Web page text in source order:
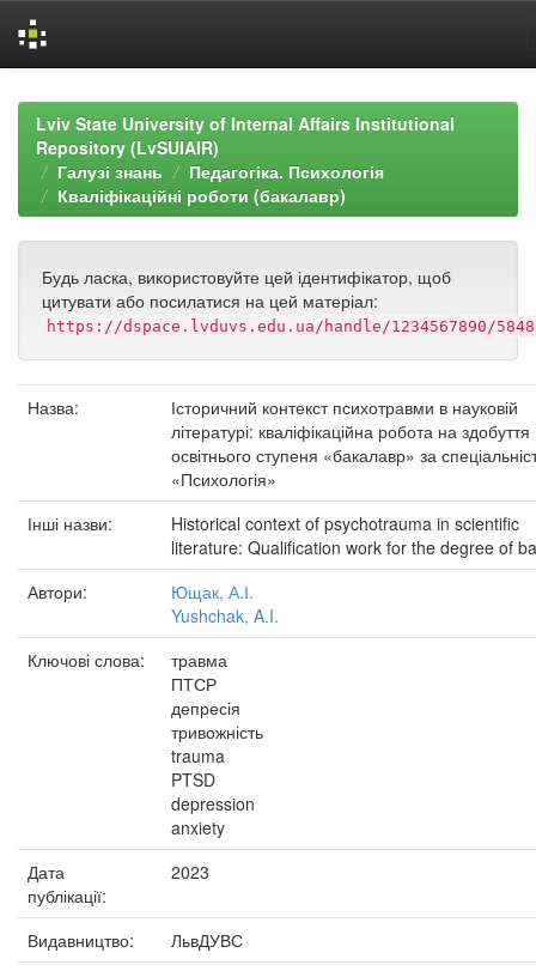
navigationLviv State University of Internal Affairs Institutional
Repository (LvSUIAIR)
Галузі знань
Педагогіка. Психологія
Кваліфікаційні роботи (бакалавр)
Будь ласка, використовуйте цей ідентифікатор, щоб
цитувати або посилатися на цей матеріал:
https://dspace.lvduvs.edu.ua/handle/1234567890/5848
Назва:
Історичний контекст психотравми в науковій
літературі: кваліфікаційна робота на здобуття
освітнього ступеня «бакалавр» за
«Психологія»
Інші назви:
Historical context of psychotrauma in scientific
literature: Qualification work for the degree of
Автори:
Ющак, А.І.
Yushchak, A.I.
Ключові слова:
травма
ПТСР
депресія
тривожність
trauma
PTSD
depression
anxiety
Дата
публікації:
2023
Видавництво:
ЛьвДУВС